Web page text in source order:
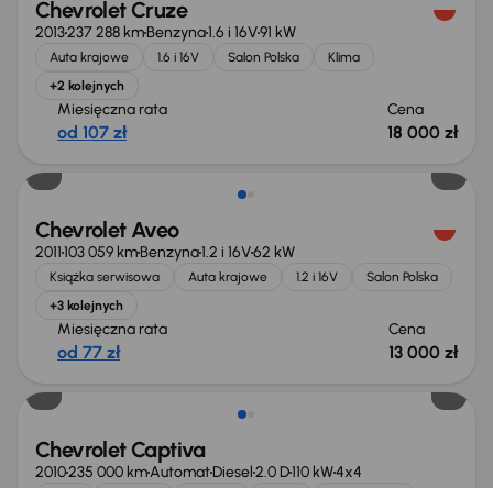
Chevrolet Cruze
2013237 288 kmBenzyna1.6 i 16V91 kW
Auta krajowe 1.6 i 16V Salon Polska
Klima
+2 kolejnych
Miesięczna rata
od 107 zł
Cena
18 000 zł
Chevrolet Aveo
2011103 059 kmBenzyna1.2 i 16V62 kW
Książka serwisowa Auta krajowe 1.2 i 16V
Salon Polska
+3 kolejnych
Miesięczna rata
od 77 zł
Cena
13 000 zł
Chevrolet Captiva
2010235 000 kmAutomatDiesel2.0 D110 kW4x4